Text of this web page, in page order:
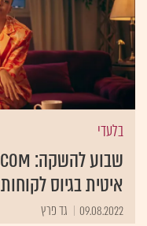
בלעדי
איטית בגיוס לקוחות
09.08.2022 גד פרץ